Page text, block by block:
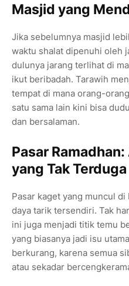
Masjid yang
Jika sebelumnya masjid
waktu shalat dipenuhi oleh
dulunya jarang terlihat di
ikut beribadah. Tarawih
tempat di mana orang-
satu sama lain kini bisa
dan bersalaman.
Pasar
yang Tak Terduga
Pasar kaget yang muncul
daya tarik tersendiri. Tak
ini juga menjadi titik temu
yang biasanya jadi isu
berkurang, karena semua
atau sekadar